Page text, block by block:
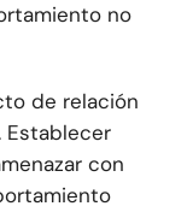
no
de relación
Establecer
con